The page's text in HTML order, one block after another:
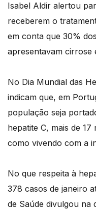
Isabel Aldir alertou
receberem o
em conta que 30%
apresentavam cirrose
No Dia Mundial das
indicam que, em
população seja
hepatite C, mais de 17
como vivendo com a
No que respeita à
378 casos de janeiro
de Saúde divulgou na